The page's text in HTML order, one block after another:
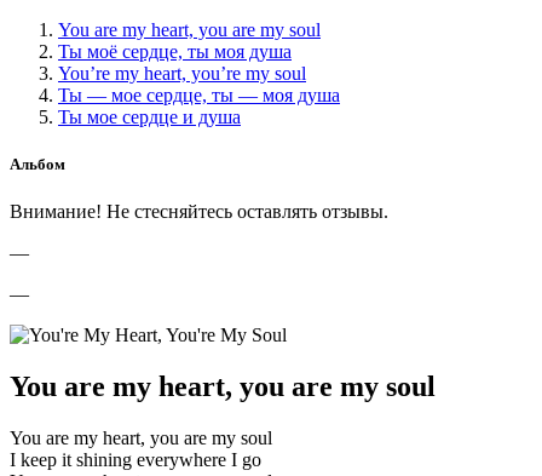
You are my heart, you are my soul
Ты моё сердце, ты моя душа
You’re my heart, you’re my soul
Ты — мое сердце, ты — моя душа
Ты мое сердце и душа
Альбом
Внимание! Не стесняйтесь оставлять отзывы.
—
—
You are my heart, you are my soul
You are my heart, you are my soul
I keep it shining everywhere I go